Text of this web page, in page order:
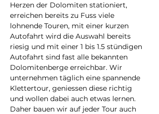
Herzen der Dolomiten stationiert,
erreichen bereits zu Fuss viele
lohnende Touren, mit einer kurzen
Autofahrt wird die Auswahl bereits
riesig und mit einer 1 bis 1.5 stündigen
Autofahrt sind fast alle bekannten
Dolomitenberge erreichbar. Wir
unternehmen täglich eine spannende
Klettertour, geniessen diese richtig
und wollen dabei auch etwas lernen.
Daher bauen wir auf jeder Tour auch